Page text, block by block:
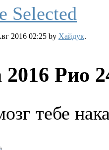
2016 02:25 by Хайдук.
Рио
тебе